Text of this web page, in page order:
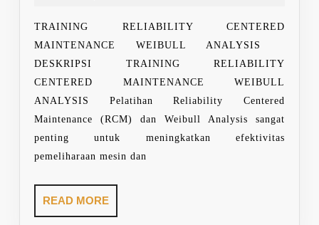
WEIBULL
ANALYSIS
TRAINING RELIABILITY CENTERED
MAINTENANCE WEIBULL ANALYSIS
DESKRIPSI TRAINING RELIABILITY
CENTERED MAINTENANCE WEIBULL
ANALYSIS Pelatihan Reliability Centered
Maintenance (RCM) dan Weibull Analysis sangat
penting untuk meningkatkan efektivitas
pemeliharaan mesin dan
READ MOREREAD
MORE